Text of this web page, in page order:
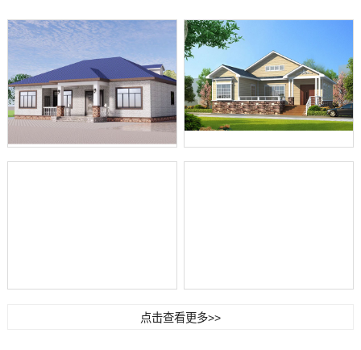
点击查看更多>>